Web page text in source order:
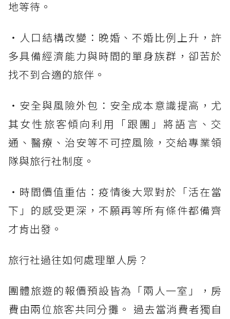
地等待。
・人口結構改變：晚婚、不婚比例上升，許
多具備經濟能力與時間的單身族群，卻苦於
找不到合適的旅伴。
・安全與風險外包：安全成本意識提高，尤
其女性旅客傾向利用「跟團」將語言、交
通、醫療、治安等不可控風險，交給專業領
隊與旅行社制度。
・時間價值重估：疫情後大眾對於「活在當
下」的感受更深，不願再等所有條件都備齊
才肯出發。
旅行社過往如何處理單人房？
團體旅遊的報價預設皆為「兩人一室」，房
費由兩位旅客共同分攤。 過去當消費者獨自